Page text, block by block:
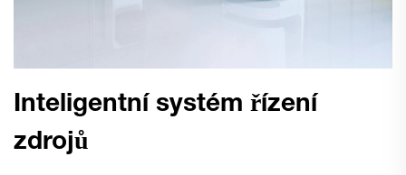
Inteligentní systém řízení
zdrojů